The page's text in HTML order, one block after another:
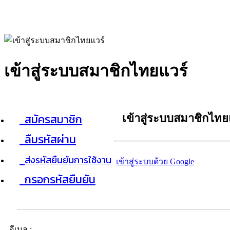
เข้าสู่ระบบสมาชิกไทยแวร์
สมัครสมาชิก
ลืมรหัสผ่าน
ส่งรหัสยืนยันการใช้งาน
กรอกรหัสยืนยัน
เข้าสู่ระบบสมาชิกไท
เข้าสู่ระบบด้วย Google